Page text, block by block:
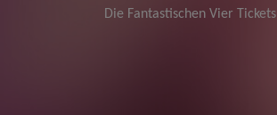
Die Fantastischen Vier Tickets